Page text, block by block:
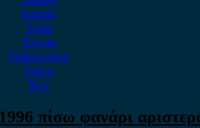
Suzuki
Tesla
Toyota
Volkswagen
Volvo
Xev
πίσω φανάρι